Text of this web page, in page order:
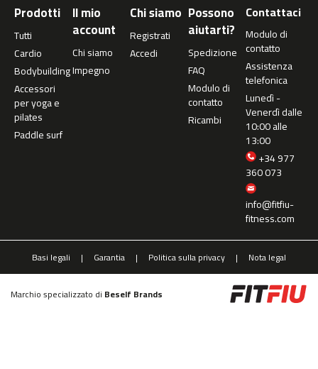
s
5
0
0
b
i
c
a
i
Prodotti
Tutti
Cardio
Bodybuilding
Accessori
per yoga e
pilates
Paddle surf
Il mio
account
Chi siamo
Impegno
Chi siamo
Registrati
Accedi
Possono
aiutarti?
Spedizione
FAQ
Modulo di
contatto
Ricambi
Contattaci
Modulo di
contatto
Assistenza
telefonica
Lunedì -
Venerdì dalle
10:00 alle
13:00
+34 977
360 073
info@fitfiu-
fitness.com
Basi legali Garantia Politica sulla privacy Nota legal
Marchio specializzato di Beself Brands